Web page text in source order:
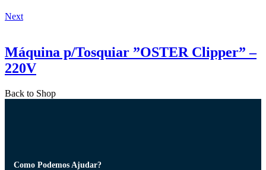
Next
Máquina p/Tosquiar ”OSTER Clipper” –
220V
Back to Shop
Como Podemos Ajudar?